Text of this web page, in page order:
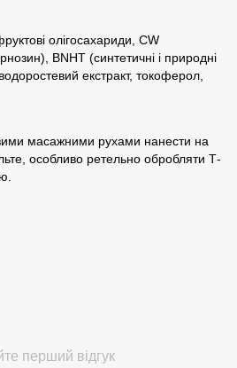
олігосахариди, СW
BNHT (синтетичні і природні
екстракт, токоферол,
масажними рухами нанести на
особливо ретельно обробляти Т-
перший відгук